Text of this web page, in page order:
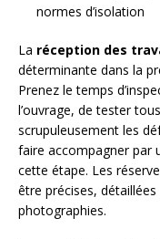
normes d’isolation
La réception des
déterminante dans la
Prenez le temps
l’ouvrage, de tester
scrupuleusement les
faire accompagner par
cette étape. Les
être précises,
photographies.